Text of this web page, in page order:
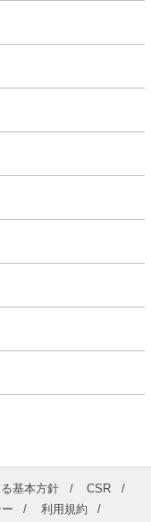
基本方針
CSR
利用規約